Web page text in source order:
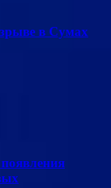
в Сумах